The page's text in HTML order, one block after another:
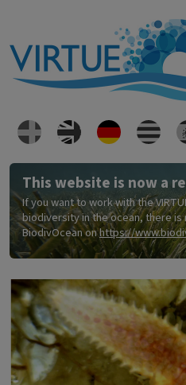
This website is now a
If you want to work with the
biodiversity in the ocean, there is
BiodivOcean onhttps://